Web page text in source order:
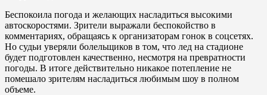
Беспокоила погода и желающих насладиться высокими
автоскоростями. Зрители выражали беспокойство в
комментариях, обращаясь к организаторам гонок в соцсетях.
Но судьи уверяли болельщиков в том, что лед на стадионе
будет подготовлен качественно, несмотря на превратности
погоды. В итоге действительно никакое потепление не
помешало зрителям насладиться любимым шоу в полном
объеме.